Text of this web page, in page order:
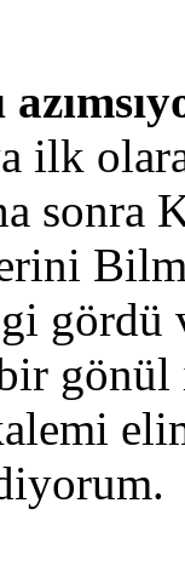
ilk
sonra
gördü
bir